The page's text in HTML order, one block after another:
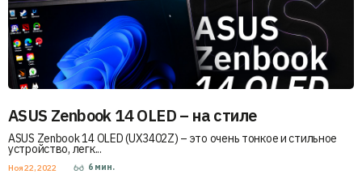
ASUS Zenbook 14 OLED – на стиле
ASUS Zenbook 14 OLED (UX3402Z) – это очень тонкое и стильное
устройство, легк...
Ноя 22, 2022 6 мин.